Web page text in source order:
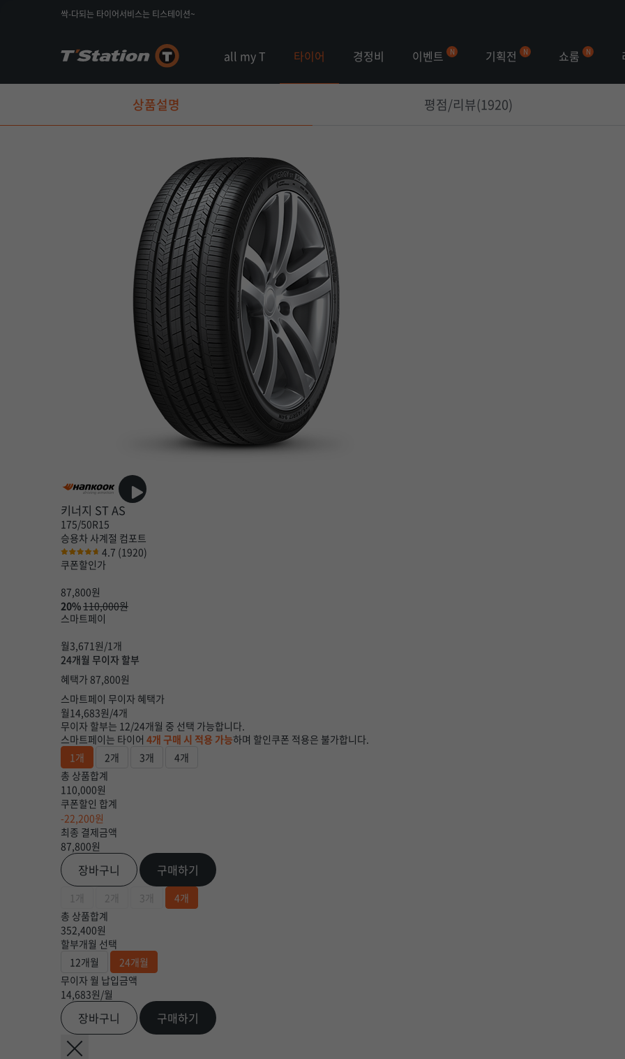
싹-다되는 타이어서비스는 티스테이션~
all my T 타이어 경정비 이벤트 기획전 쇼룸
상품설명 평점/리뷰(1920)
키너지 ST AS
175/50R15
승용차 사계절 컴포트
4.7 (1920)
쿠폰할인가
87,800원
20%110,000원
스마트페이
월3,671원/1개
24개월 무이자 할부
혜택가87,800원
스마트페이 무이자 혜택가
월14,683원/4개
무이자 할부는 12/24개월 중 선택 가능합니다.
스마트페이는 타이어 4개 구매 시 적용 가능하며 할인쿠폰 적용은 불가합니다.
1개
2개 3개
4개
총 상품합계
110,000원
쿠폰할인 합계
-22,200원
최종 결제금액
87,800원
장바구니 구매하기
1개 2개 3개
4개
총 상품합계
352,400원
할부개월 선택
12개월
24개월
무이자 월 납입금액
14,683원/월
장바구니 구매하기